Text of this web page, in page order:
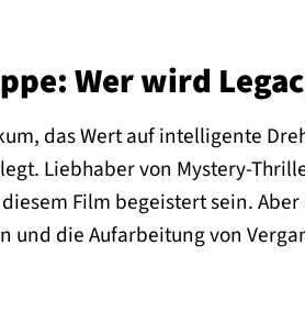
Wer wird
das Wert auf intelligente
Liebhaber von Mystery-
Film begeistert sein.
und die Aufarbeitung von